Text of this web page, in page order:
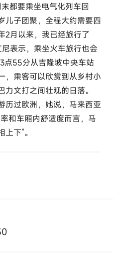
都要乘坐电气化列车回
儿子团聚，全程大约需要四
2月以来，我已经旅行了
表示，乘坐火车旅行也会
点55分从吉隆坡中央车站
，乘客可以欣赏到从乡村小
文打之间壮观的日落。
历过欧洲，她说，马来西亚
和车厢内舒适度而言，马
下”。